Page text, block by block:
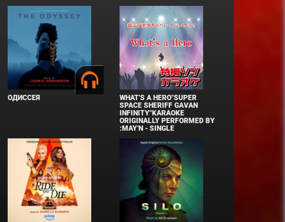
ОДИССЕЯ
WHAT'S A HERO"SUPER
SPACE SHERIFF GAVAN
INFINITY"KARAOKE
ORIGINALLY PERFORMED BY
:MAY'N - SINGLE